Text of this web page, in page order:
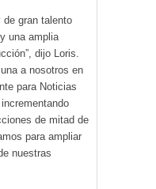
de gran talento
una amplia
dijo Loris.
a nosotros en
para Noticias
de mitad de
para ampliar
nuestras